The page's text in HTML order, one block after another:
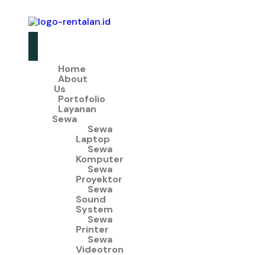
Home
About
Us
Portofolio
Layanan
Sewa
Sewa
Laptop
Sewa
Komputer
Sewa
Proyektor
Sewa
Sound
System
Sewa
Printer
Sewa
Videotron